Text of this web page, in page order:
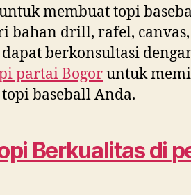
membuat topi
bahan drill, rafel, canvas,
berkonsultasi
partai Bogoruntuk
baseball Anda.
Berkualitas di